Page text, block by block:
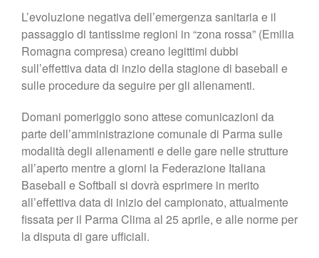
L’evoluzione negativa dell’emergenza sanitaria e il
passaggio di tantissime regioni in “zona rossa” (Emilia
Romagna compresa) creano legittimi dubbi
sull’effettiva data di inzio della stagione di baseball e
sulle procedure da seguire per gli allenamenti.
Domani pomeriggio sono attese comunicazioni da
parte dell’amministrazione comunale di Parma sulle
modalità degli allenamenti e delle gare nelle strutture
all’aperto mentre a giorni la Federazione Italiana
Baseball e Softball si dovrà esprimere in merito
all’effettiva data di inizio del campionato, attualmente
fissata per il Parma Clima al 25 aprile, e alle norme per
la disputa di gare ufficiali.